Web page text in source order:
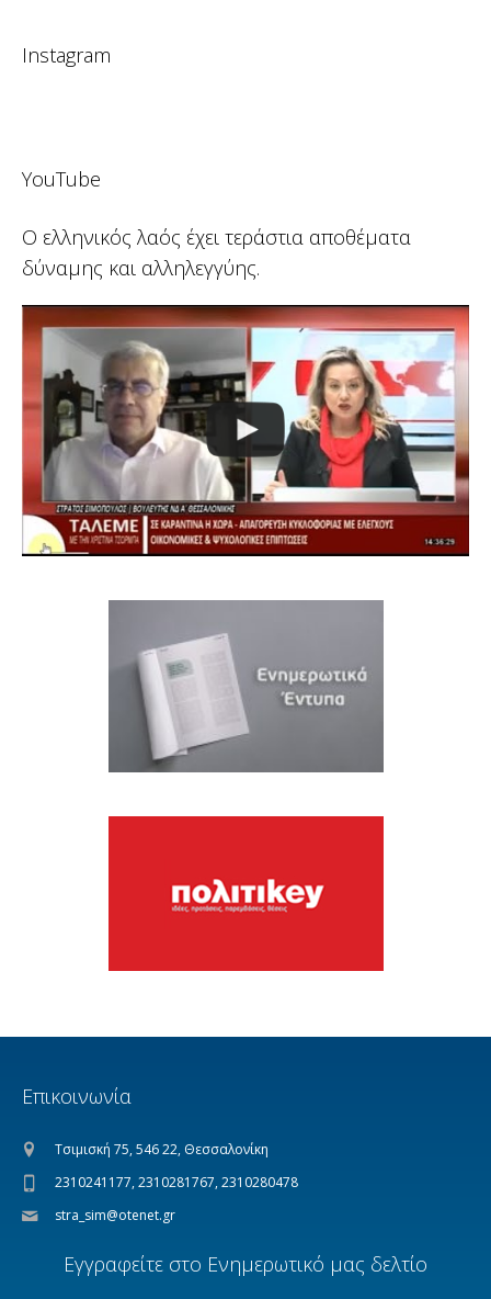
Instagram
YouTube
Ο ελληνικός λαός έχει τεράστια αποθέματα
δύναμης και αλληλεγγύης.
Επικοινωνία
Τσιμισκή 75, 546 22, Θεσσαλονίκη
2310241177, 2310281767, 2310280478
stra_sim@otenet.gr
Εγγραφείτε στο Ενημερωτικό μας δελτίο